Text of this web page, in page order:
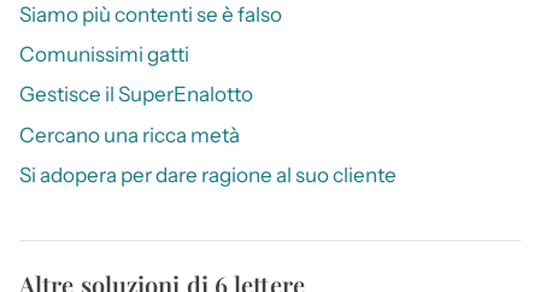
Siamo più contenti se è falso
Comunissimi gatti
Gestisce il SuperEnalotto
Cercano una ricca metà
Si adopera per dare ragione al suo cliente
Altre soluzioni di 6 lettere